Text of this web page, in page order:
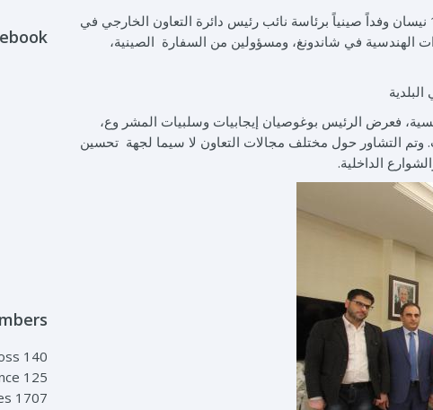
استقبل رئيس البلدية السيد مارديك بوغوصيان صباح الثلاثاء الواقع فيه 18 نيسان وفداً صينياً برئاسة نائب رئيس دائرة التعاون الخارجي في
الهندسية في شاندونغ، ومسؤولين من السفارة الصينية،
فعرض الرئيس بوغوصيان إيجابيات وسلبيات المشر وع،
التشاور حول مختلف مجالات التعاون لا سيما لجهة تحسين
الداخلية.
140
125
1707